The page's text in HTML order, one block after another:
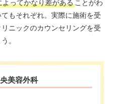
よってかなり差があることがわ
もそれぞれ。実際に施術を受
ニックのカウンセリングを受
。
美容外科